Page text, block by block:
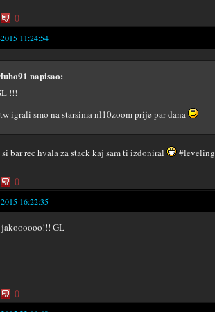
0
11:24:54
napisao:
!!!
igrali smo na starsima nl10zoom prije par dana
bar rec hvala za stack kaj sam ti izdoniral
0
16:22:35
jakoooooo!!! GL
0